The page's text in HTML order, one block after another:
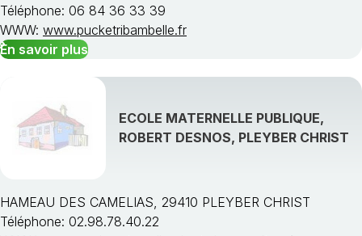
Téléphone: 06 84 36 33 39
WWW: www.pucketribambelle.fr
En savoir plus
ECOLE MATERNELLE PUBLIQUE,
ROBERT DESNOS, PLEYBER CHRIST
HAMEAU DES CAMELIAS, 29410 PLEYBER CHRIST
Téléphone: 02.98.78.40.22